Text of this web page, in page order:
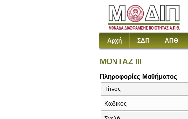
Αρχή ΣΔΠ ΑΠΘ
ΜΟΝΤΑΖ ΙΙΙ
Πληροφορίες Μαθήματος
Τίτλος
Κωδικός